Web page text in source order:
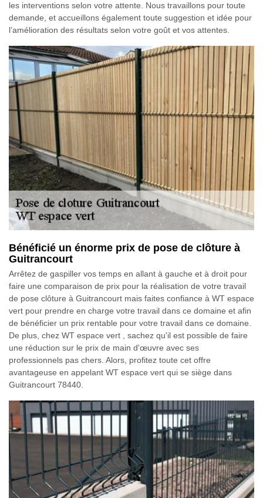
les interventions selon votre attente. Nous travaillons pour toute
demande, et accueillons également toute suggestion et idée pour
l’amélioration des résultats selon votre goût et vos attentes.
Bénéficié un énorme prix de pose de clôture à
Guitrancourt
Arrêtez de gaspiller vos temps en allant à gauche et à droit pour
faire une comparaison de prix pour la réalisation de votre travail
de pose clôture à Guitrancourt mais faites confiance à WT espace
vert pour prendre en charge votre travail dans ce domaine et afin
de bénéficier un prix rentable pour votre travail dans ce domaine.
De plus, chez WT espace vert , sachez qu'il est possible de faire
une réduction sur le prix de main d'œuvre avec ses
professionnels pas chers. Alors, profitez toute cet offre
avantageuse en appelant WT espace vert qui se siège dans
Guitrancourt 78440.